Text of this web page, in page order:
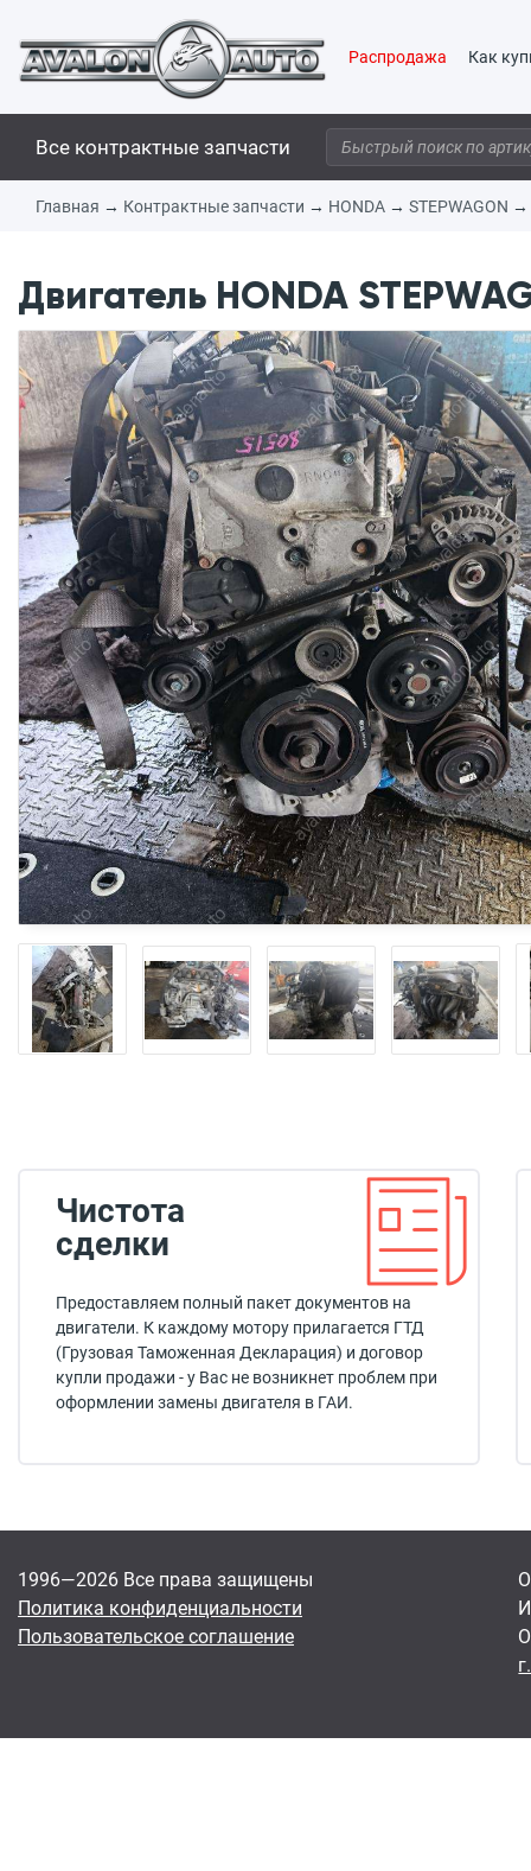
Распродажа Как
Все контрактные запчасти
Главная → Контрактные запчасти → HONDA → STEPWAGON →
Двигатель HONDA
Чистота
сделки
Предоставляем полный пакет документов на
двигатели. К каждому мотору прилагается ГТД
(Грузовая Таможенная Декларация) и договор
купли продажи - у Вас не возникнет проблем при
оформлении замены двигателя в ГАИ.
1996—2026 Все права защищены
Политика конфиденциальности
Пользовательское соглашение